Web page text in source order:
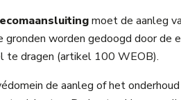
moet de aanleg
worden gedoogd door de
te dragen (artikel 100 WEOB).
de aanleg of het